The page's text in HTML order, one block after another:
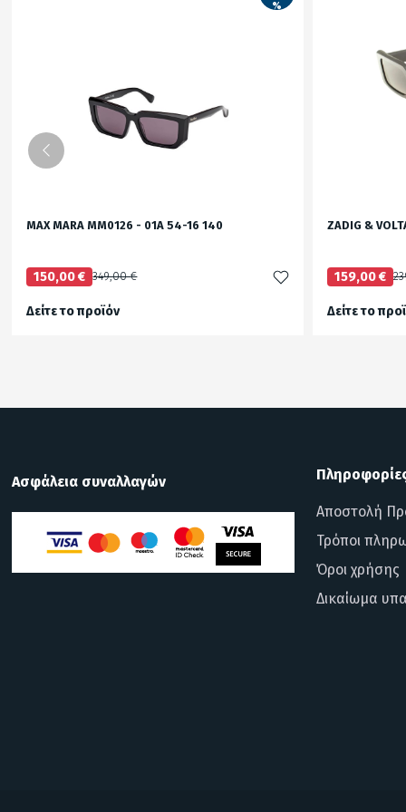
%
MAX MARA MM0126 - 01A 54-16 140
150,00 € 349,00 €
Δείτε το προϊόν
ZADIG &
159,00 €
Δείτε το
Ασφάλεια συναλλαγών
Αποστολή
Τρόποι
Όροι χρήσης
Δικαίωμα